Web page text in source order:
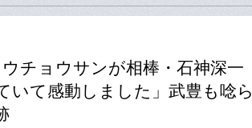
チョウサンが相棒・石神深一
て感動しました」武豊も唸ら